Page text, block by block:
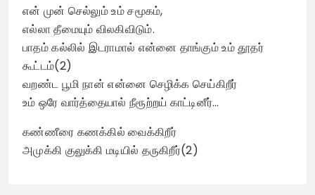
என் முன் செல்லும் உம் சமூகம்,
எல்லா தீமையும் விலகிவிடும்.
பாதம் கல்லில் இடராமால் என்னை தாங்கும் உம் தூதர்
கூட்டம்(2)
வறண்ட பூமி நான் என்னை செழிக்க செய்கிறீர்
உம் ஒரே வார்த்தையால் நீரூற்றய் காட்டினீர்…
கண்ணீரை கணக்கில் வைக்கிறீர்
அமுக்கி குலுக்கி மடியில் தருகிறீர்(2)